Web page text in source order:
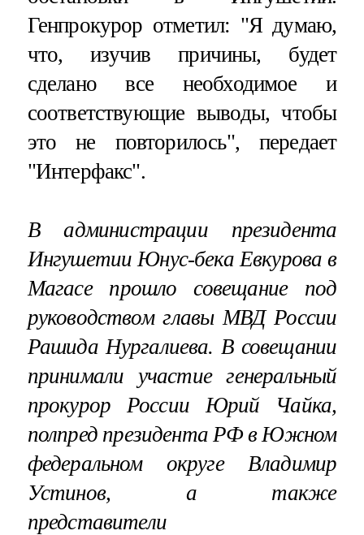
Генпрокурор отметил: "Я думаю,
что, изучив причины, будет
сделано все необходимое и
соответствующие выводы, чтобы
это не повторилось", передает
"Интерфакс".
В администрации президента
Ингушетии Юнус-бека Евкурова в
Магасе прошло совещание под
руководством главы МВД России
Рашида Нургалиева. В совещании
принимали участие генеральный
прокурор России Юрий Чайка,
полпред президента РФ в Южном
федеральном округе Владимир
Устинов, а также
представители